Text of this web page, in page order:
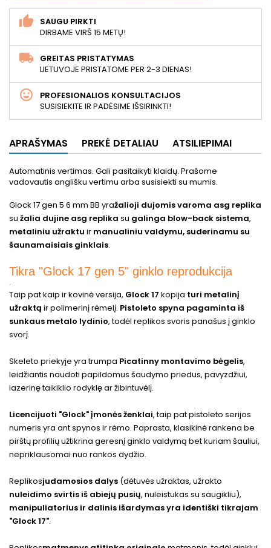
SAUGU PIRKTI
DIRBAME VIRŠ 15 METŲ!
GREITAS PRISTATYMAS
LIETUVOJE PRISTATOME PER 2-3 DIENAS!
PROFESIONALIOS KONSULTACIJOS
SUSISIEKITE IR PADĖSIME IŠSIRINKTI!
APRAŠYMAS PREKĖ DETALIAU ATSILIEPIMAI
Automatinis vertimas. Gali pasitaikyti klaidų. Prašome
vadovautis anglišku vertimu arba susisiekti su mumis.
Glock 17 gen 5 6 mm BB yražalioji dujomis varoma asg replika
su žalia dujine asg replika su galinga blow-back sistema,
metaliniu užraktu ir manualiniu valdymu, suderinamu su
šaunamaisiais ginklais.
Tikra "Glock 17 gen 5" ginklo reprodukcija
.
Taip pat kaip ir kovinė versija, Glock 17 kopija turi metalinį
užraktą ir polimerinį rėmelį. Pistoleto spyna pagaminta iš
sunkaus metalo lydinio, todėl replikos svoris panašus į ginklo
svorį.
Skeleto priekyje yra trumpa Picatinny montavimo bėgelis,
leidžiantis naudoti papildomus šaudymo priedus, pavyzdžiui,
lazerinę taikiklio rodyklę ar žibintuvėlį.
Licencijuoti "Glock" įmonės ženklai, taip pat pistoleto serijos
numeris yra ant spynos ir rėmo. Paprasta, klasikinė rankena be
pirštų profilių užtikrina geresnį ginklo valdymą bet kuriam šauliui,
nepriklausomai nuo rankos dydžio.
Replikosjudamosios dalys (dėtuvės užraktas, užrakto
nuleidimo svirtis iš abiejų pusių, nuleistukas su saugikliu),
manipuliatorius ir dalinis išardymas yra identiški tikrajam
"Glock 17".